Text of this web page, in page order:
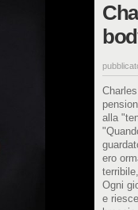
alla
ero
Ogni
e